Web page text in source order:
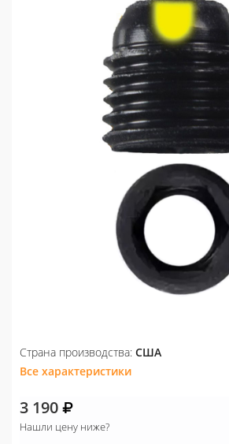
Страна производства: США
Все характеристики
3 190
Нашли цену ниже?